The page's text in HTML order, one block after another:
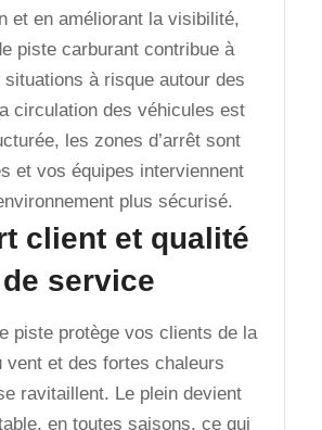
et en améliorant la visibilité,
piste carburant contribue à
situations à risque autour des
circulation des véhicules est
les zones d’arrêt sont
et vos équipes interviennent
plus sécurisé.
client et qualité
de service
piste protège vos clients de la
vent et des fortes chaleurs
ravitaillent. Le plein devient
en toutes saisons, ce qui